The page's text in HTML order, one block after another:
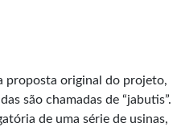
proposta original do projeto,
são chamadas de “jabutis”.
de uma série de usinas,